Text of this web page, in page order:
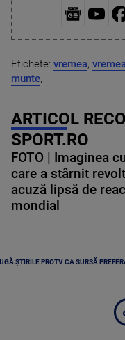
Etichete: vremea,
munte,
ARTICOL
SPORT.RO
FOTO | Imaginea
care a stârnit
acuză lipsă de
mondial
ȘTIRILE PROTV CA SURSĂ